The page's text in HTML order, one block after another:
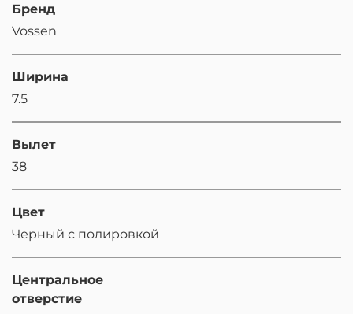
Бренд
Vossen
Ширина
7.5
Вылет
38
Цвет
Черный с полировкой
Центральное
отверстие